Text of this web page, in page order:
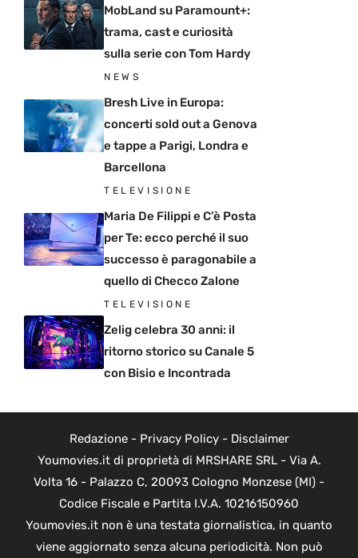
MobLand su Paramount+:
trama, cast e curiosità
sulla serie con Tom Hardy
NEWS
Bresh Live in Europa:
concerti sold out a Genova
e tappe a Parigi, Londra e
Barcellona
TELEVISIONE
Maria De Filippi e C’è Posta
per Te: ecco perché il suo
successo è paragonabile a
quello di Checco Zalone
TELEVISIONE
Zelig celebra 30 anni: il
ritorno storico su Canale 5
con Bisio e Incontrada
Redazione- Privacy Policy- Disclaimer
Youmovies.it di proprietà di MRSHARE SRL - Via A.
Volta 16 - Palazzo C, 20093 Cologno Monzese (MI) -
Codice Fiscale e Partita I.V.A. 10216150960
Youmovies.it non è una testata giornalistica, in quanto
viene aggiornato senza alcuna periodicità. Non può